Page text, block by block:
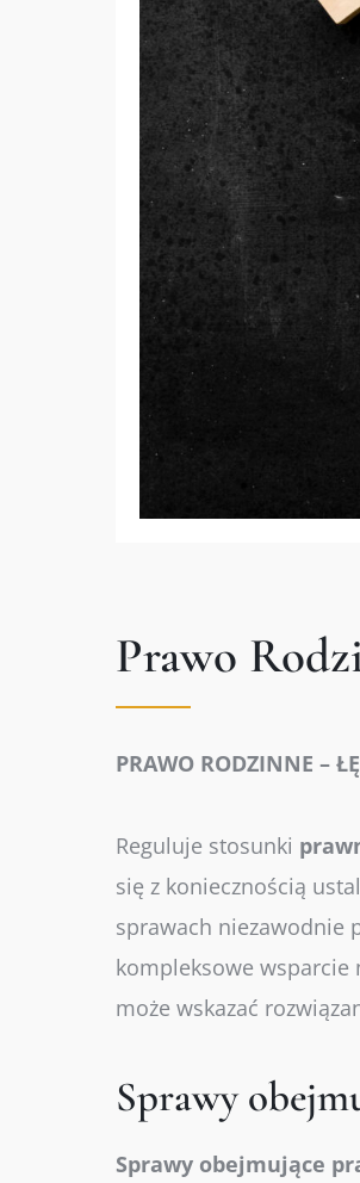
Prawo
PRAWO RODZINNE –
Reguluje stosunki
się z koniecznością
sprawach niezawodnie
kompleksowe wsparcie
może wskazać
Sprawy
Sprawy obejmujące